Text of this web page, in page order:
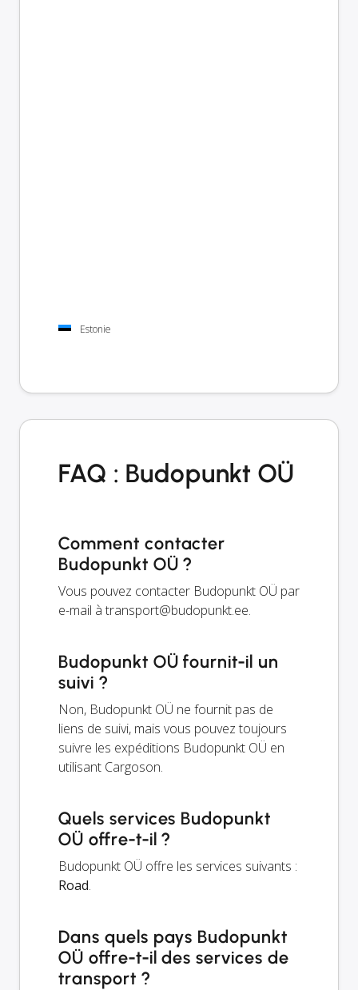
Estonie
FAQ : Budopunkt OÜ
Comment contacter
Budopunkt OÜ ?
Vous pouvez contacter Budopunkt OÜ par
e-mail à transport@budopunkt.ee.
Budopunkt OÜ fournit-il un
suivi ?
Non, Budopunkt OÜ ne fournit pas de
liens de suivi, mais vous pouvez toujours
suivre les expéditions Budopunkt OÜ en
utilisant Cargoson.
Quels services Budopunkt
OÜ offre-t-il ?
Budopunkt OÜ offre les services suivants :
Road.
Dans quels pays Budopunkt
OÜ offre-t-il des services de
transport ?